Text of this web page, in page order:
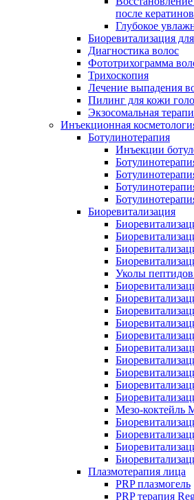
после
Глубокое
Биоревитализация
Диагностика волос
Фототрихограмма
Трихоскопия
Лечение выпадения
Пилинг для кожи
Экзосомальная
Инъекционная
Ботулинотерапия
Инъекции
Биоревитализация
Уколы
Мезо-коктейль
Плазмотерапия лица
PRP плазмогель
PRP терапия